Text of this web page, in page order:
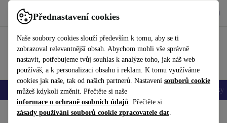
Přednastavení cookies
Naše soubory cookies slouží především k tomu, aby se ti
zobrazoval relevantnější obsah. Abychom mohli vše správně
nastavit, potřebujeme tvůj souhlas k analýze toho, jak náš web
používáš, a k personalizaci obsahu i reklam. K tomu využíváme
cookies jak naše, tak od našich partnerů. Nastavení souborů cookie
můžeš kdykoli změnit. Přečtěte si naše
informace o ochraně osobních údajů. Přečtěte si
zásady používání souborů cookie zpracovatele dat.
Používejte refurbed rychle a snadno
Mobily a smartphony Notebooky Tablety Doplňky
Domů Produkty Notebooky Notebooky HP